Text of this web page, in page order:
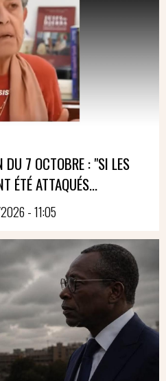
DU 7 OCTOBRE : "SI LES
ÉTÉ ATTAQUÉS...
- 11:05